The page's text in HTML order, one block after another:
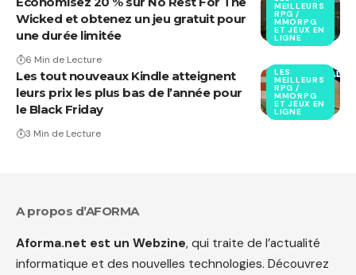
MEILLEURS
RPG /
MMORPG
ET JEUX EN
LIGNE
Wicked et obtenez un jeu gratuit pour
une durée limitée
6 Min de Lecture
LES
MEILLEURS
RPG /
MMORPG
ET JEUX EN
LIGNE
Les tout nouveaux Kindle atteignent
leurs prix les plus bas de l’année pour
le Black Friday
3 Min de Lecture
A propos d’AFORMA
Aforma.net est un Webzine, qui traite de l’actualité
informatique et des nouvelles technologies. Découvrez